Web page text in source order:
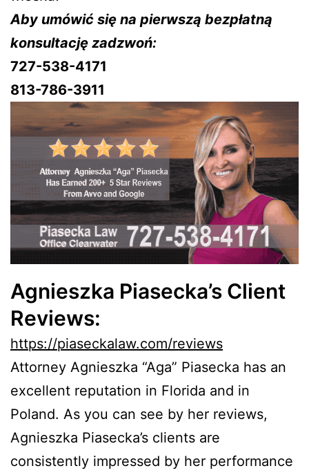
Aby umówić się na pierwszą bezpłatną
konsultację zadzwoń:
727-538-4171
813-786-3911
Agnieszka Piasecka’s Client
Reviews:
https://piaseckalaw.com/reviews
Attorney Agnieszka “Aga” Piasecka has an
excellent reputation in Florida and in
Poland. As you can see by her reviews,
Agnieszka Piasecka’s clients are
consistently impressed by her performance